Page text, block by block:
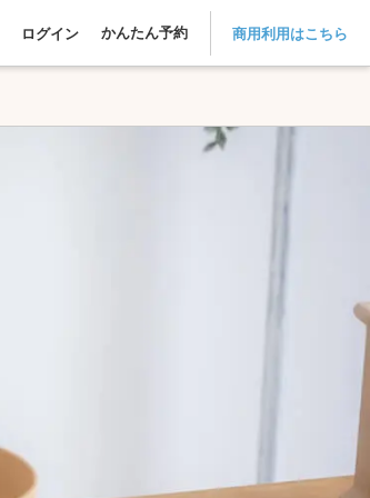
ログイン かんたん予約 商用利用はこちら